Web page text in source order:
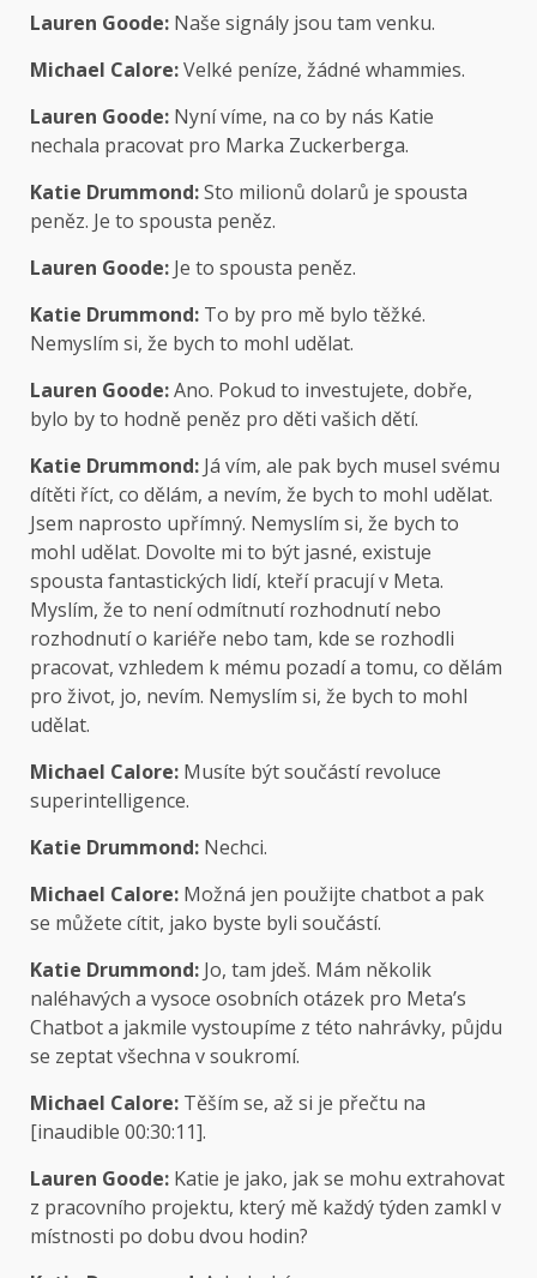
Lauren Goode: Naše signály jsou tam venku.
Michael Calore:Velké peníze, žádné whammies.
Lauren Goode: Nyní víme, na co by nás Katie
nechala pracovat pro Marka Zuckerberga.
Katie Drummond:Sto milionů dolarů je spousta
peněz. Je to spousta peněz.
Lauren Goode: Je to spousta peněz.
Katie Drummond: To by pro mě bylo těžké.
Nemyslím si, že bych to mohl udělat.
Lauren Goode:Ano. Pokud to investujete, dobře,
bylo by to hodně peněz pro děti vašich dětí.
Katie Drummond: Já vím, ale pak bych musel svému
dítěti říct, co dělám, a nevím, že bych to mohl udělat.
Jsem naprosto upřímný. Nemyslím si, že bych to
mohl udělat. Dovolte mi to být jasné, existuje
spousta fantastických lidí, kteří pracují v Meta.
Myslím, že to není odmítnutí rozhodnutí nebo
rozhodnutí o kariéře nebo tam, kde se rozhodli
pracovat, vzhledem k mému pozadí a tomu, co dělám
pro život, jo, nevím. Nemyslím si, že bych to mohl
udělat.
Michael Calore: Musíte být součástí revoluce
superintelligence.
Katie Drummond: Nechci.
Michael Calore: Možná jen použijte chatbot a pak
se můžete cítit, jako byste byli součástí.
Katie Drummond: Jo, tam jdeš. Mám několik
naléhavých a vysoce osobních otázek pro Meta’s
Chatbot a jakmile vystoupíme z této nahrávky, půjdu
se zeptat všechna v soukromí.
Michael Calore: Těším se, až si je přečtu na
[inaudible 00:30:11].
Lauren Goode: Katie je jako, jak se mohu extrahovat
z pracovního projektu, který mě každý týden zamkl v
místnosti po dobu dvou hodin?